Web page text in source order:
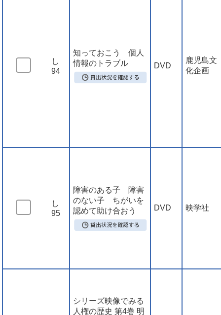
し
94
知っておこう 個人
情報のトラブル
DVD
鹿児島文
化企画
し
95
障害のある子 障害
のない子 ちがいを
認めて助け合おう
DVD 映学社
シリーズ映像でみる
人権の歴史 第4巻 明